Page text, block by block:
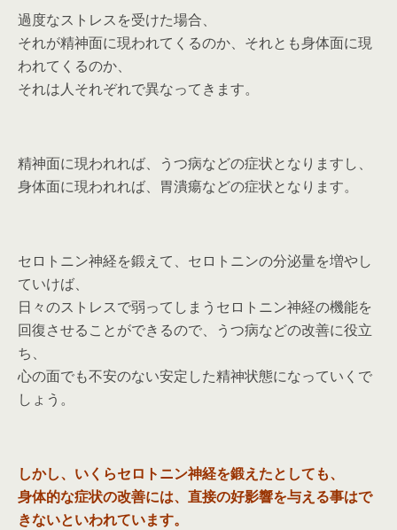
過度なストレスを受けた場合、
それが精神面に現われてくるのか、それとも身体面に現
われてくるのか、
それは人それぞれで異なってきます。
精神面に現われれば、うつ病などの症状となりますし、
身体面に現われれば、胃潰瘍などの症状となります。
セロトニン神経を鍛えて、セロトニンの分泌量を増やし
ていけば、
日々のストレスで弱ってしまうセロトニン神経の機能を
回復させることができるので、うつ病などの改善に役立
ち、
心の面でも不安のない安定した精神状態になっていくで
しょう。
しかし、いくらセロトニン神経を鍛えたとしても、
身体的な症状の改善には、直接の好影響を与える事はで
きないといわれています。